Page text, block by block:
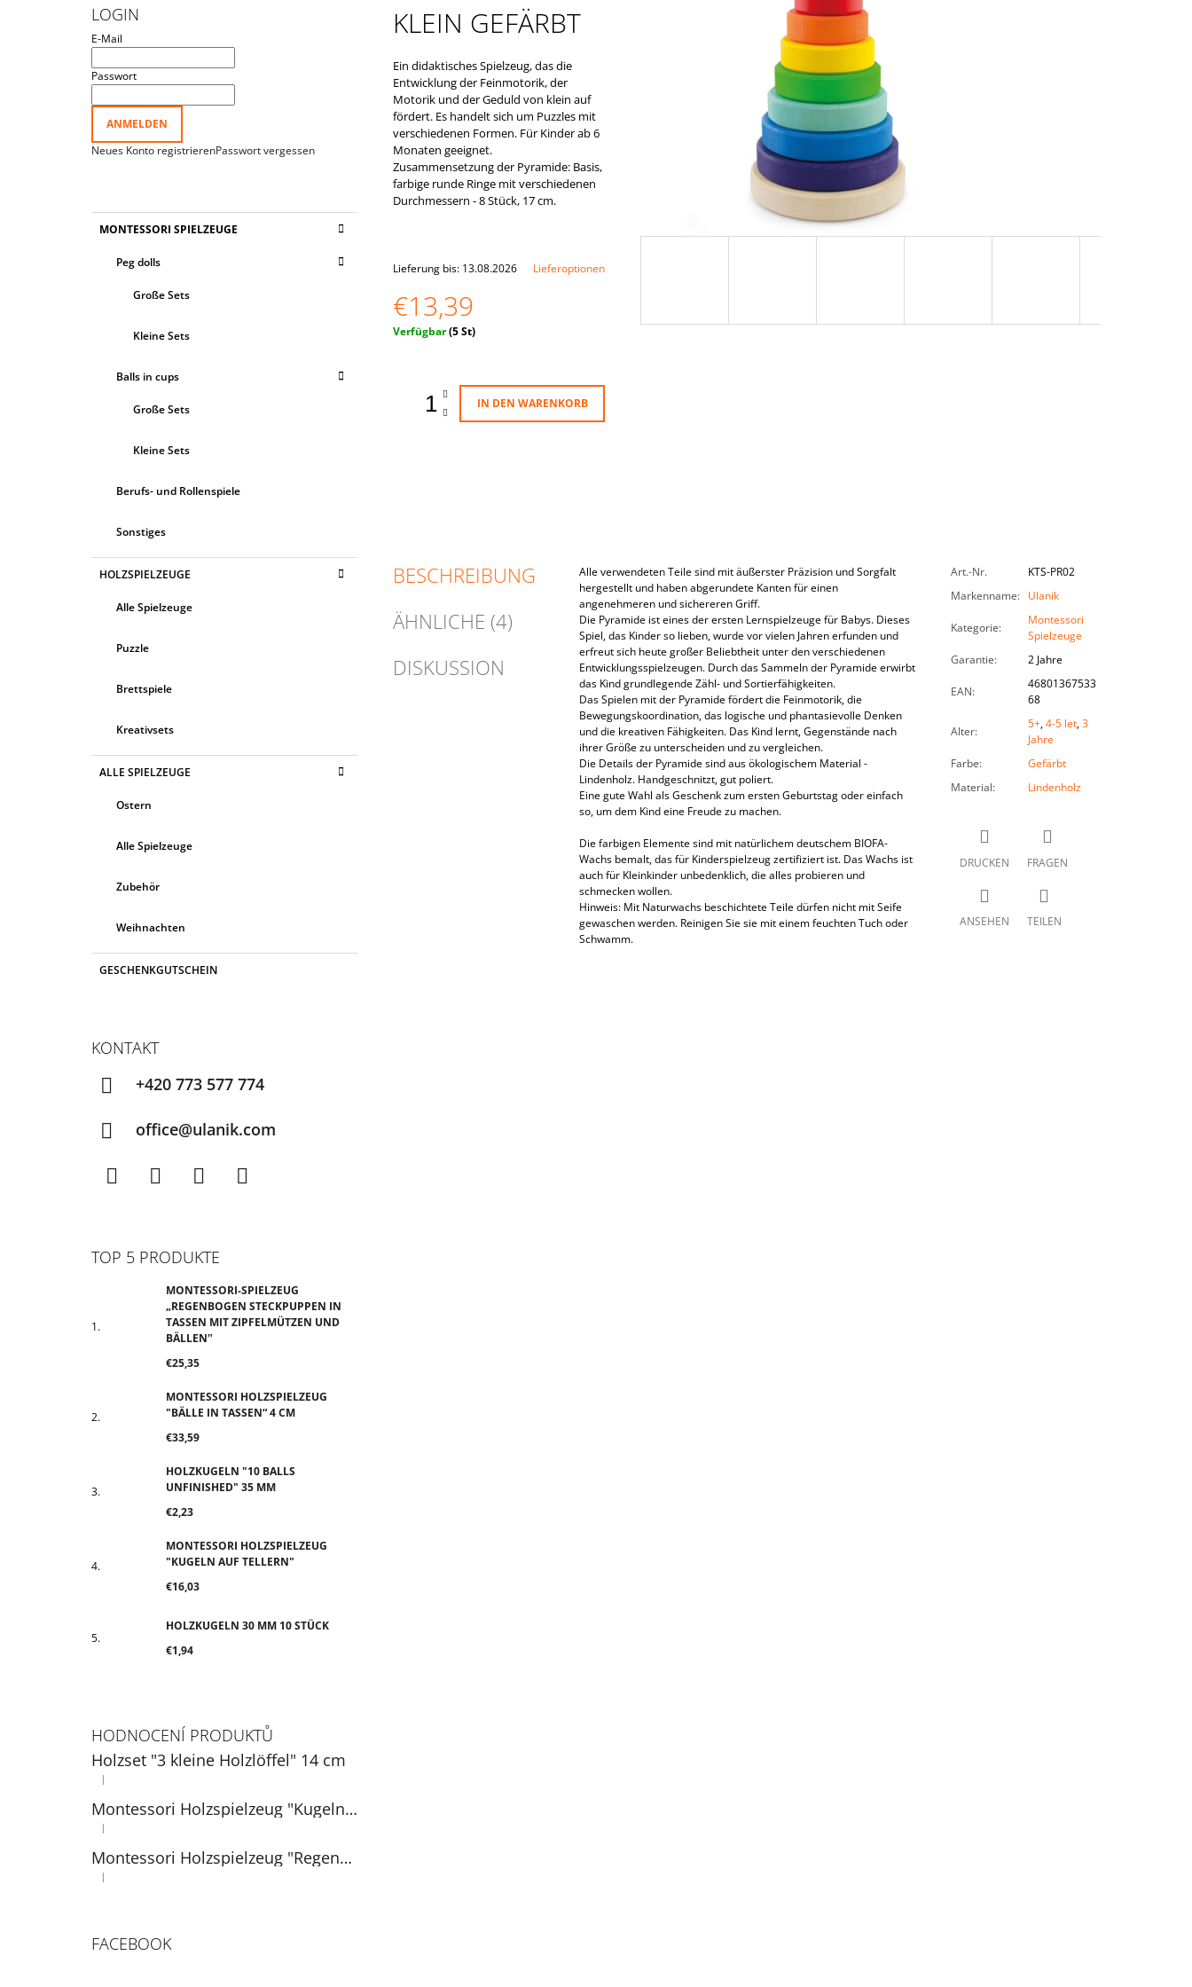
LOGIN
E-Mail
Passwort
ANMELDEN
Neues Konto registrierenPasswort vergessen
überspringen
KMONTESSORI SPIELZEUGE
Peg dolls
Große Sets
Kleine Sets
Balls in cups
Große Sets
Kleine Sets
Berufs- und Rollenspiele
Sonstiges
HOLZSPIELZEUGE
Alle Spielzeuge
Puzzle
Brettspiele
Kreativsets
ALLE SPIELZEUGE
Ostern
Alle Spielzeuge
Zubehör
Weihnachten
GESCHENKGUTSCHEIN
KONTAKT
+420 773 577 774
office@ulanik.com
TOP 5 PRODUKTE
MONTESSORI-SPIELZEUG
„REGENBOGEN STECKPUPPEN IN
TASSEN MIT ZIPFELMÜTZEN UND
BÄLLEN‟
€25,35
MONTESSORI HOLZSPIELZEUG
"BÄLLE IN TASSEN“ 4 CM
€33,59
HOLZKUGELN "10 BALLS
UNFINISHED" 35 MM
€2,23
MONTESSORI HOLZSPIELZEUG
"KUGELN AUF TELLERN"
€16,03
HOLZKUGELN 30 MM 10 STÜCK
€1,94
HODNOCENÍ PRODUKTŮ
Holzset "3 kleine Holzlöffel" 14 cm
Die Produktbewertung beträgt 5 von 5 Sternen.
|
Montessori Holzspielzeug "Kugeln auf Tellern"
Die Produktbewertung beträgt 5 von 5 Sternen.
|
Montessori Holzspielzeug "Regenbogen: Bälle in Tassen" 3 cm
Die Produktbewertung beträgt 5 von 5 Sternen.
|
FACEBOOK
KLEIN GEFÄRBT
Ein didaktisches Spielzeug, das die
Entwicklung der Feinmotorik, der
Motorik und der Geduld von klein auf
fördert. Es handelt sich um Puzzles mit
verschiedenen Formen. Für Kinder ab 6
Monaten geeignet.
Zusammensetzung der Pyramide: Basis,
farbige runde Ringe mit verschiedenen
Durchmessern - 8 Stück, 17 cm.
Lieferung bis: 13.08.2026 Lieferoptionen
€13,39
Verkaufspreis:
Verfügbar(5 St)
IN DEN WARENKORB
BESCHREIBUNG
ÄHNLICHE (4)
DISKUSSION
Alle verwendeten Teile sind mit äußerster Präzision und Sorgfalt
hergestellt und haben abgerundete Kanten für einen
angenehmeren und sichereren Griff.
Die Pyramide ist eines der ersten Lernspielzeuge für Babys. Dieses
Spiel, das Kinder so lieben, wurde vor vielen Jahren erfunden und
erfreut sich heute großer Beliebtheit unter den verschiedenen
Entwicklungsspielzeugen. Durch das Sammeln der Pyramide erwirbt
das Kind grundlegende Zähl- und Sortierfähigkeiten.
Das Spielen mit der Pyramide fördert die Feinmotorik, die
Bewegungskoordination, das logische und phantasievolle Denken
und die kreativen Fähigkeiten. Das Kind lernt, Gegenstände nach
ihrer Größe zu unterscheiden und zu vergleichen.
Die Details der Pyramide sind aus ökologischem Material -
Lindenholz. Handgeschnitzt, gut poliert.
Eine gute Wahl als Geschenk zum ersten Geburtstag oder einfach
so, um dem Kind eine Freude zu machen.
Die farbigen Elemente sind mit natürlichem deutschem BIOFA-
Wachs bemalt, das für Kinderspielzeug zertifiziert ist. Das Wachs ist
auch für Kleinkinder unbedenklich, die alles probieren und
schmecken wollen.
Hinweis: Mit Naturwachs beschichtete Teile dürfen nicht mit Seife
gewaschen werden. Reinigen Sie sie mit einem feuchten Tuch oder
Schwamm.
Art.-Nr.
KTS-PR02
Markenname: Ulanik
Kategorie:
Montessori
Spielzeuge
Garantie: 2 Jahre
EAN:
46801367533
68
Alter:
5+,4-5 let,3
Jahre
Farbe:
Gefärbt
Material: Lindenholz
DRUCKEN FRAGEN
ANSEHEN TEILEN
BÄLLEN‟
€25,35